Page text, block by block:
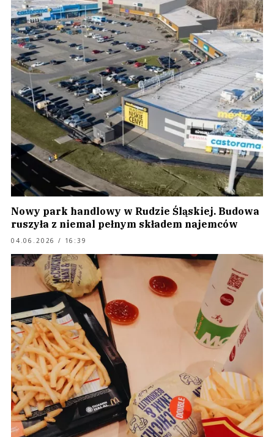
Nowy park handlowy w Rudzie Śląskiej. Budowa
ruszyła z niemal pełnym składem najemców
04.06.2026 / 16:39